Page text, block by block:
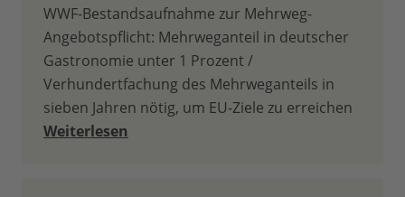
WWF-Bestandsaufnahme zur Mehrweg-
Angebotspflicht: Mehrweganteil in deutscher
Gastronomie unter 1 Prozent /
Verhundertfachung des Mehrweganteils in
sieben Jahren nötig, um EU-Ziele zu erreichen
Weiterlesen